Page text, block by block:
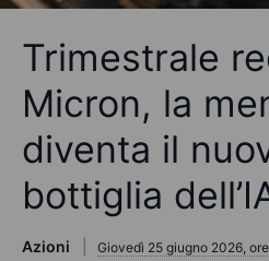
Trimestrale
Micron, la
diventa il
bottiglia
Azioni Giovedì 25 giugno 2026,